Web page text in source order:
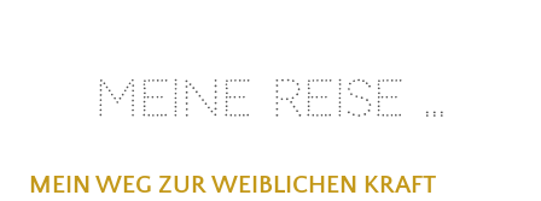
Meine Reise ...
MEIN WEG ZUR WEIBLICHEN KRAFT